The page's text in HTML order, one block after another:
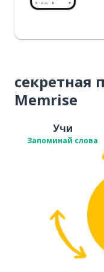
секретная
Memrise
Учи
Запоминай слова